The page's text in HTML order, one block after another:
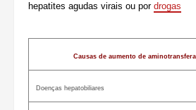
hepatites agudas virais ou por drogas
Causas de aumento de
Doenças hepatobiliares